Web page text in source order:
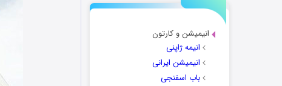
انیمیشن و کارتون
انیمه ژاپنی
انیمیشن ایرانی
باب اسفنجی